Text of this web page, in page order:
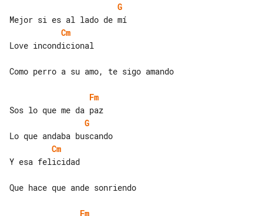
G
Cm
Love incondicional
Como perro a su amo, te sigo amando
Fm
G
Cm
Y esa felicidad
Que hace que ande sonriendo
Fm